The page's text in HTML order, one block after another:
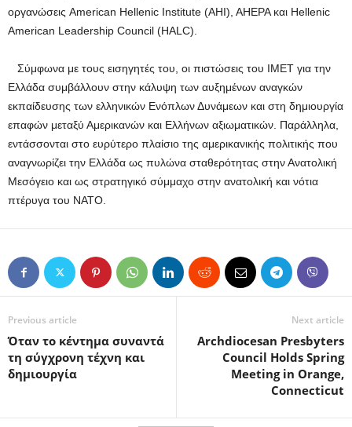
οργανώσεις American Hellenic Institute (ΑΗΙ), AHEPA και Hellenic
American Leadership Council (HALC).
Σύμφωνα με τους εισηγητές του, οι πιστώσεις του IMET για την
Ελλάδα συμβάλλουν στην κάλυψη των αυξημένων αναγκών
εκπαίδευσης των ελληνικών Ενόπλων Δυνάμεων και στη δημιουργία
επαφών μεταξύ Αμερικανών και Ελλήνων αξιωματικών. Παράλληλα,
εντάσσονται στο ευρύτερο πλαίσιο της αμερικανικής πολιτικής που
αναγνωρίζει την Ελλάδα ως πυλώνα σταθερότητας στην Ανατολική
Μεσόγειο και ως στρατηγικό σύμμαχο στην ανατολική και νότια
πτέρυγα του ΝΑΤΟ.
Previous article
Όταν το κέντημα συναντά
τη σύγχρονη τέχνη και
δημιουργία
Next article
Archdiocesan Presbyters
Council Holds Spring
Meeting in Orange,
Connecticut